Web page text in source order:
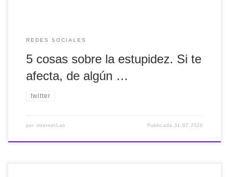
REDES SOCIALES
5 cosas sobre la estupidez. Si te
afecta, de algún …
twitter
por internetLan Publicada31.07.2020